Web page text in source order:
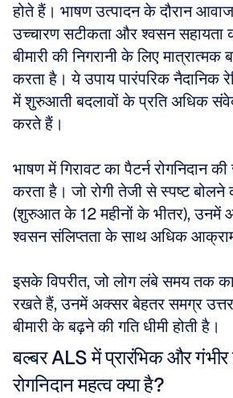
होते हैं। भाषण उत्पादन के दौरान
उच्चारण सटीकता और श्वसन सहायता
बीमारी की निगरानी के लिए मात्रात्मक
करता है। ये उपाय पारंपरिक नैदानिक
में शुरुआती बदलावों के प्रति अधिक
करते हैं।
भाषण में गिरावट का पैटर्न रोगनिदान
करता है। जो रोगी तेजी से स्पष्ट बोलने
(शुरुआत के 12 महीनों के भीतर), उनमें
श्वसन संलिप्तता के साथ अधिक
इसके विपरीत, जो लोग लंबे समय तक
रखते हैं, उनमें अक्सर बेहतर समग्र
बीमारी के बढ़ने की गति धीमी होती है।
बल्बर ALS में प्रारंभिक और
रोगनिदान महत्व क्या है?